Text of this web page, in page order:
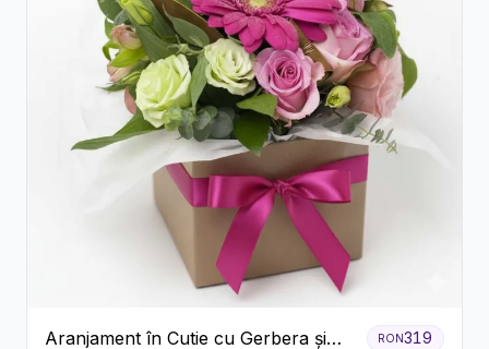
Aranjament în Cutie cu Gerbera și
RON319